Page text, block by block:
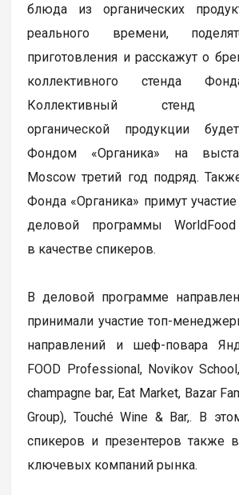
блюда из органических
реального времени,
приготовления и расскажут о
коллективного стенда
Коллективный стенд
органической продукции
Фондом «Органика» на
Moscow третий год подряд.
Фонда «Органика» примут
деловой программы
в качестве спикеров.
В деловой программе
принимали участие топ-
направлений и шеф-повара
FOOD Professional, Novikov
champagne bar, Eat Market, Bazar
Group), Touché Wine & Bar,. В
спикеров и презентеров также
ключевых компаний рынка.